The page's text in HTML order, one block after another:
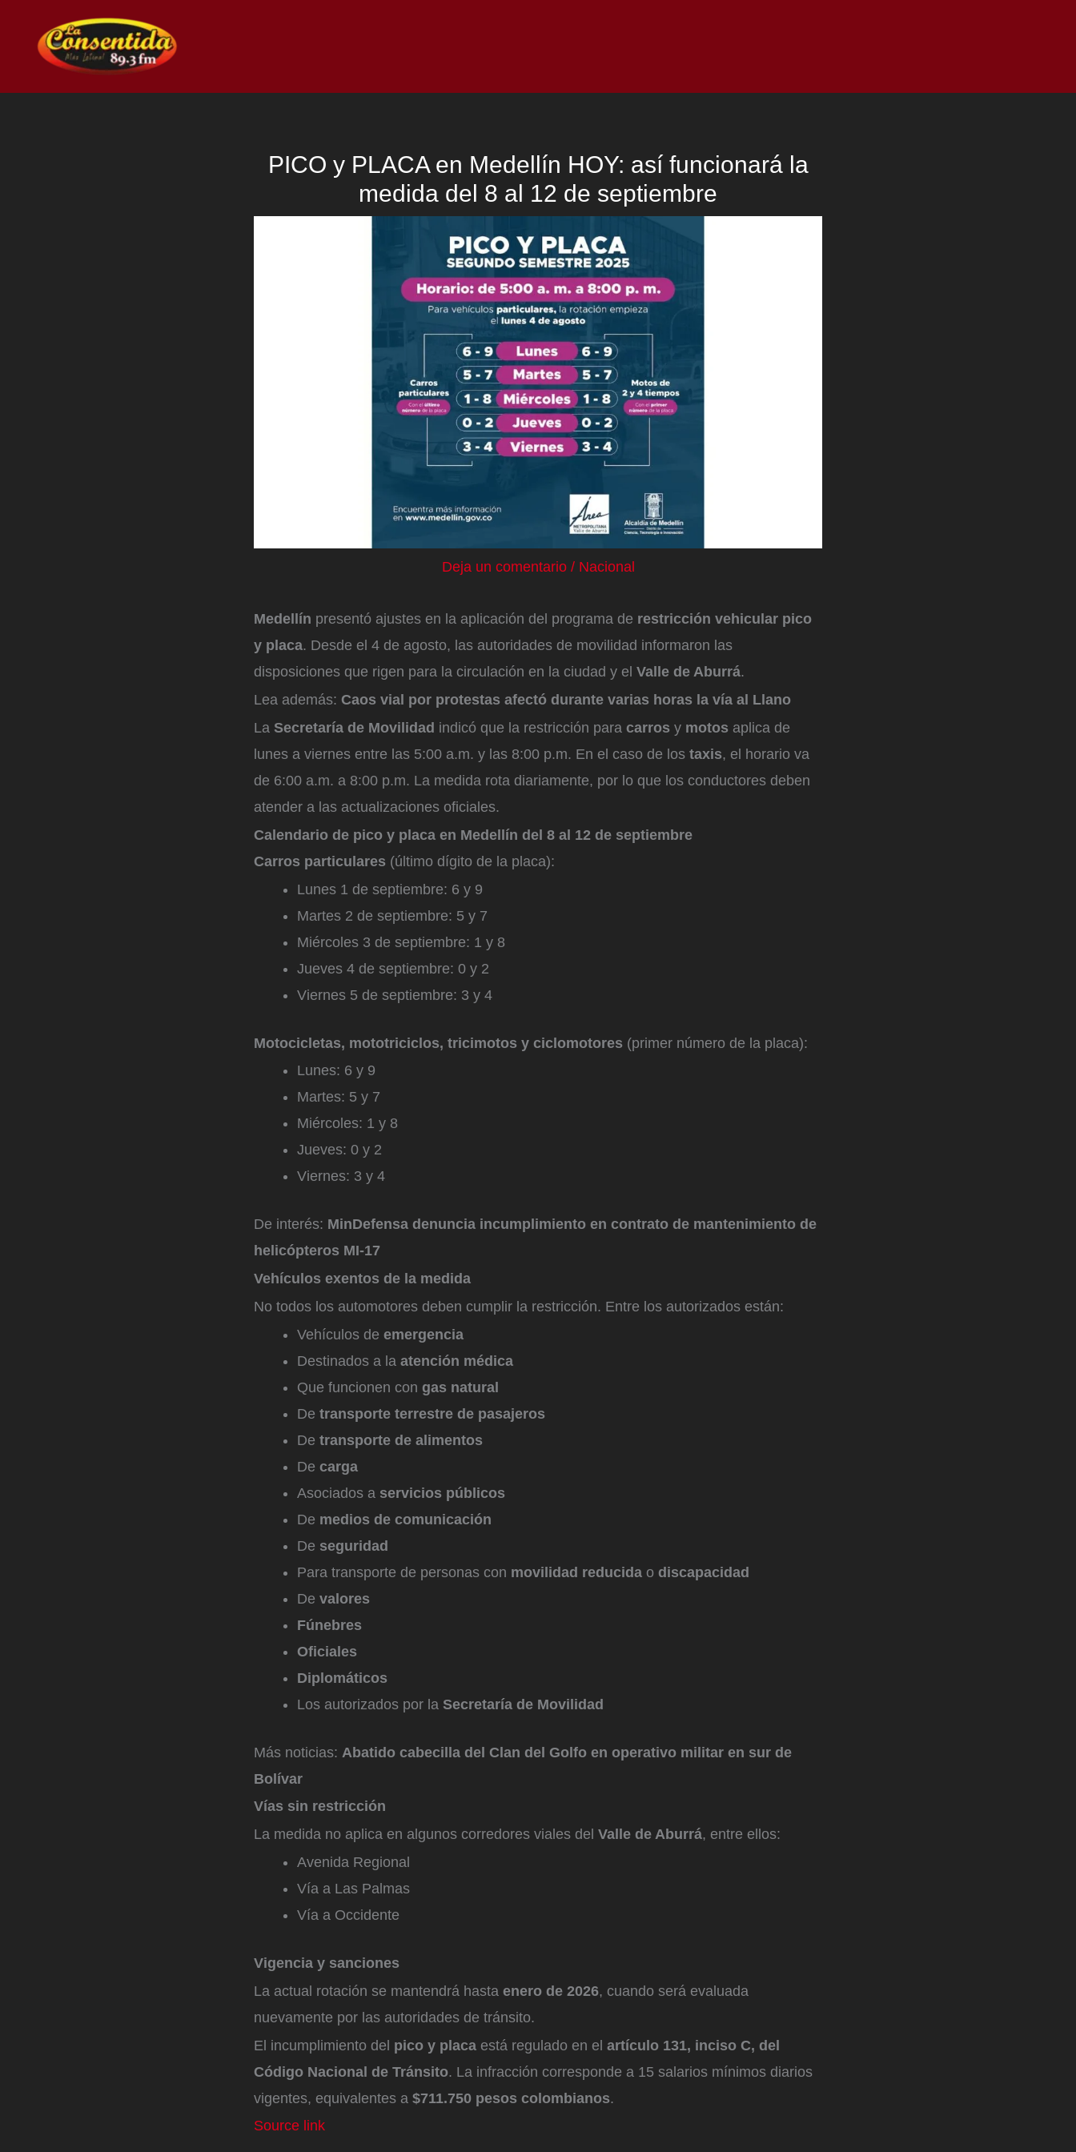
contenido
PICO y PLACA en Medellín HOY: así funcionará la
medida del 8 al 12 de septiembre
Deja un comentario / Nacional
Medellín presentó ajustes en la aplicación del programa de restricción vehicular pico
y placa. Desde el 4 de agosto, las autoridades de movilidad informaron las
disposiciones que rigen para la circulación en la ciudad y el Valle de Aburrá.
Lea además: Caos vial por protestas afectó durante varias horas la vía al Llano
La Secretaría de Movilidad indicó que la restricción para carros y motos aplica de
lunes a viernes entre las 5:00 a.m. y las 8:00 p.m. En el caso de los taxis, el horario va
de 6:00 a.m. a 8:00 p.m. La medida rota diariamente, por lo que los conductores deben
atender a las actualizaciones oficiales.
Calendario de pico y placa en Medellín del 8 al 12 de septiembre
Carros particulares (último dígito de la placa):
Lunes 1 de septiembre: 6 y 9
Martes 2 de septiembre: 5 y 7
Miércoles 3 de septiembre: 1 y 8
Jueves 4 de septiembre: 0 y 2
Viernes 5 de septiembre: 3 y 4
Motocicletas, mototriciclos, tricimotos y ciclomotores (primer número de la placa):
Lunes: 6 y 9
Martes: 5 y 7
Miércoles: 1 y 8
Jueves: 0 y 2
Viernes: 3 y 4
De interés: MinDefensa denuncia incumplimiento en contrato de mantenimiento de
helicópteros MI-17
Vehículos exentos de la medida
No todos los automotores deben cumplir la restricción. Entre los autorizados están:
Vehículos de emergencia
Destinados a la atención médica
Que funcionen con gas natural
De transporte terrestre de pasajeros
De transporte de alimentos
De carga
Asociados a servicios públicos
De medios de comunicación
De seguridad
Para transporte de personas con movilidad reducida o discapacidad
De valores
Fúnebres
Oficiales
Diplomáticos
Los autorizados por la Secretaría de Movilidad
Más noticias: Abatido cabecilla del Clan del Golfo en operativo militar en sur de
Bolívar
Vías sin restricción
La medida no aplica en algunos corredores viales del Valle de Aburrá, entre ellos:
Avenida Regional
Vía a Las Palmas
Vía a Occidente
Vigencia y sanciones
La actual rotación se mantendrá hasta enero de 2026, cuando será evaluada
nuevamente por las autoridades de tránsito.
El incumplimiento del pico y placa está regulado en el artículo 131, inciso C, del
Código Nacional de Tránsito. La infracción corresponde a 15 salarios mínimos diarios
vigentes, equivalentes a $711.750 pesos colombianos.
Source link